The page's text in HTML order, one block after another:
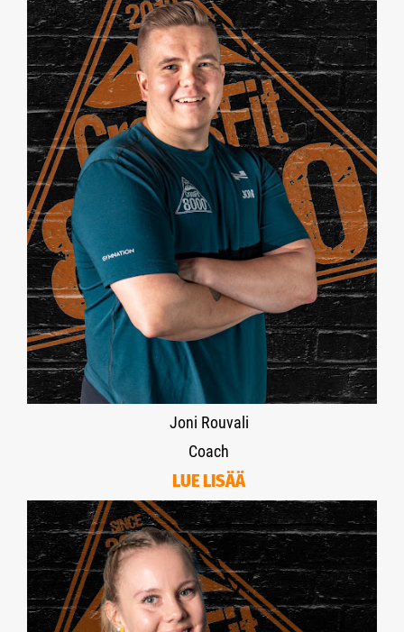
Joni Rouvali
Coach
LUE LISÄÄ